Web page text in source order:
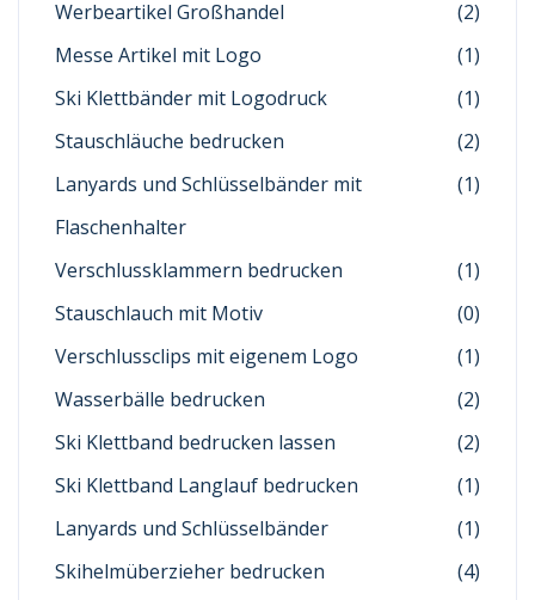
Werbeartikel Großhandel
(2)
Messe Artikel mit Logo
(1)
Ski Klettbänder mit Logodruck
(1)
Stauschläuche bedrucken
(2)
Lanyards und Schlüsselbänder mit
Flaschenhalter
(1)
Verschlussklammern bedrucken
(1)
Stauschlauch mit Motiv
(0)
Verschlussclips mit eigenem Logo
(1)
Wasserbälle bedrucken
(2)
Ski Klettband bedrucken lassen
(2)
Ski Klettband Langlauf bedrucken
(1)
Lanyards und Schlüsselbänder
(1)
Skihelmüberzieher bedrucken
(4)